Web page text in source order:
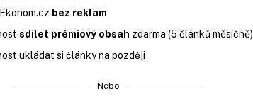
bez reklam
sdílet prémiový obsah zdarma (5 článků měsíčně)
ukládat si články na později
Nebo